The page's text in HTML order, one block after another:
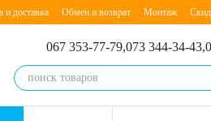
и доставка Обмен и возврат Монтаж
067 353-77-79,073 344-34-43,